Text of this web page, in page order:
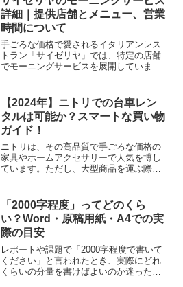
詳細｜提供店舗とメニュー、営業
時間について
手ごろな価格で愛されるイタリアンレス
トラン「サイゼリヤ」では、特定の店舗
でモーニングサービスを展開していま
キングの情報をまとめました。さあ、サ
イゼリヤでお得に朝食を楽し...
【2024年】ニトリでの台車レン
タルは可能か？スマートな買い物
ガイド！
ニトリは、その高品質で手ごろな価格の
家具やホームアクセサリーで人気を博し
ています。ただし、大型商品を運ぶ際に
は、ニトリが台車のレンタルサービスを
提供しない理由や、購入時の代...
「2000字程度」ってどのくら
い？Word・原稿用紙・A4での実
際の目安
レポートや課題で「2000字程度で書いて
ください」と言われたとき、実際にどれ
くらいの分量を書けばよいのか迷ったこ